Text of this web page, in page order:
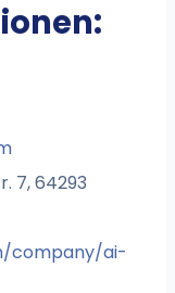
7, 64293
company/ai-